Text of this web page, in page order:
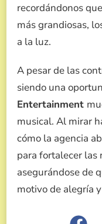
recordándonos
más grandiosas,
a la luz.
A pesar de las
siendo una
Entertainment
musical. Al mirar
cómo la agencia
para fortalecer las
asegurándose de
motivo de alegría